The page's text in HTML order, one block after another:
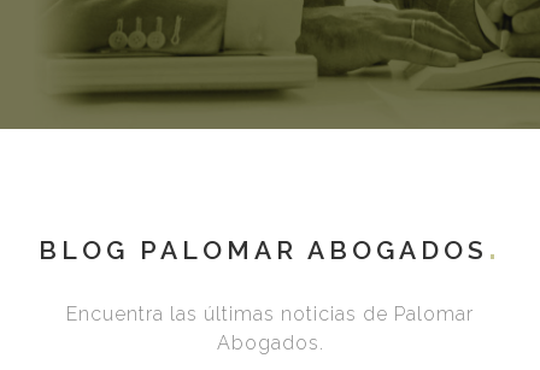
BLOG PALOMAR ABOGADOS
Encuentra las últimas noticias de Palomar
Abogados.